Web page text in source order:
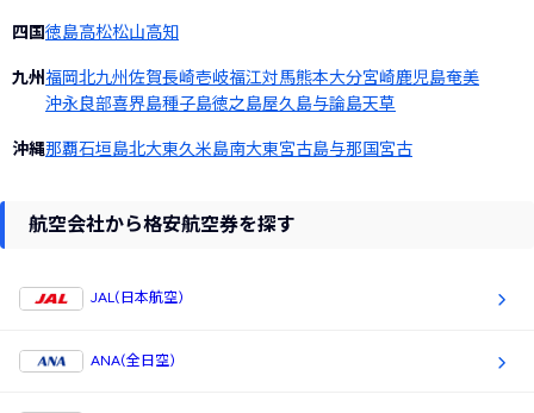
四国徳島高松松山高知
九州福岡北九州佐賀長崎壱岐福江対馬熊本大分宮崎鹿児島奄美
沖永良部喜界島種子島徳之島屋久島与論島天草
沖縄那覇石垣島北大東久米島南大東宮古島与那国宮古
航空会社から格安航空券を探す
JAL(日本航空)
ANA(全日空)